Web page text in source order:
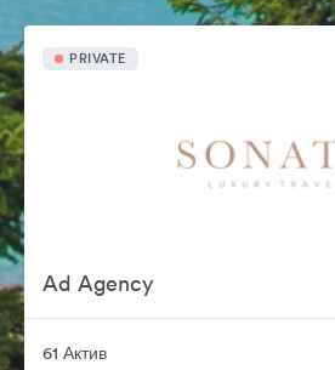
PRIVATE
Ad Agency
61 Актив